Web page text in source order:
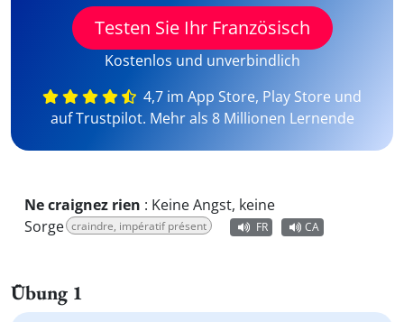
Testen Sie Ihr Französisch
Kostenlos und unverbindlich
4,7 im App Store, Play Store und
auf Trustpilot. Mehr als 8 Millionen Lernende
Ne craignez rien : Keine Angst, keine
Sorge craindre, impératif présent FR CA
Übung 1